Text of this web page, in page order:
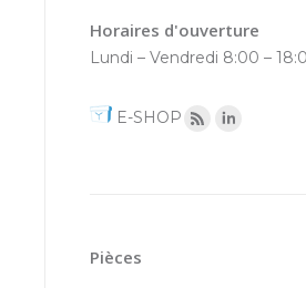
Horaires d'ouverture
Lundi – Vendredi 8:00 –
E-SHOP
Pièces